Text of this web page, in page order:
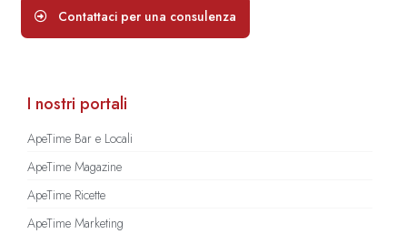
Contattaci per una consulenza
I nostri portali
ApeTime Bar e Locali
ApeTime Magazine
ApeTime Ricette
ApeTime Marketing